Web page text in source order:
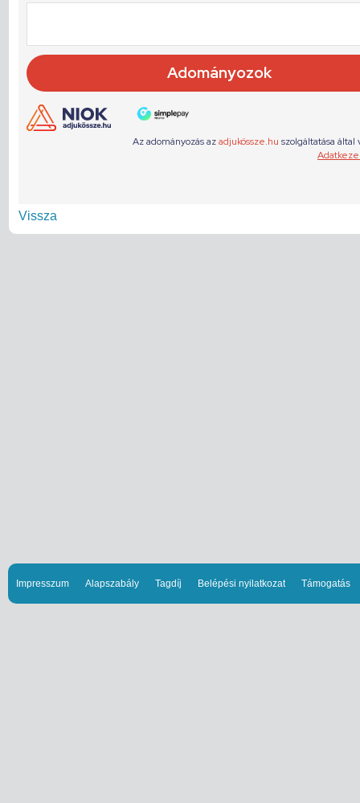
Vissza
Impresszum Alapszabály Tagdíj Belépési nyilatkozat Támogatás